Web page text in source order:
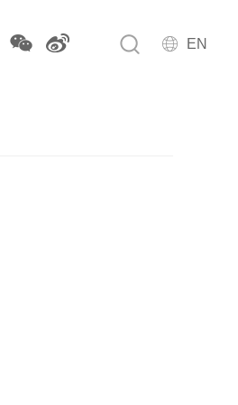
EN